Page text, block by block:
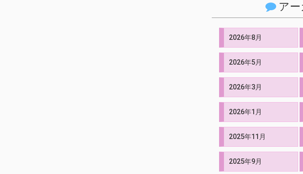
ア
2026年8月
2026年5月
2026年3月
2026年1月
2025年11月
2025年9月